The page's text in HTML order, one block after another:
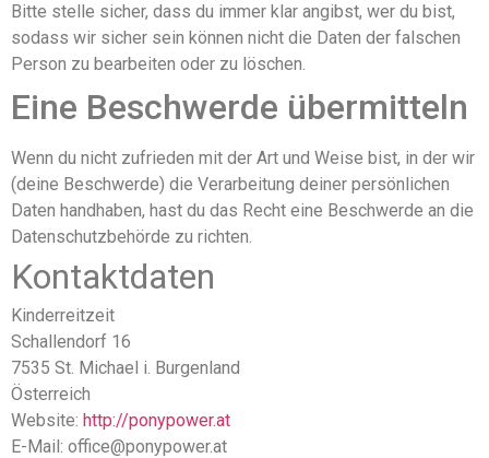
Bitte stelle sicher, dass du immer klar angibst, wer du bist,
sodass wir sicher sein können nicht die Daten der falschen
Person zu bearbeiten oder zu löschen.
Eine Beschwerde übermitteln
Wenn du nicht zufrieden mit der Art und Weise bist, in der wir
(deine Beschwerde) die Verarbeitung deiner persönlichen
Daten handhaben, hast du das Recht eine Beschwerde an die
Datenschutzbehörde zu richten.
Kontaktdaten
Kinderreitzeit
Schallendorf 16
7535 St. Michael i. Burgenland
Österreich
Website: http://ponypower.at
E-Mail: office@ponypower.at